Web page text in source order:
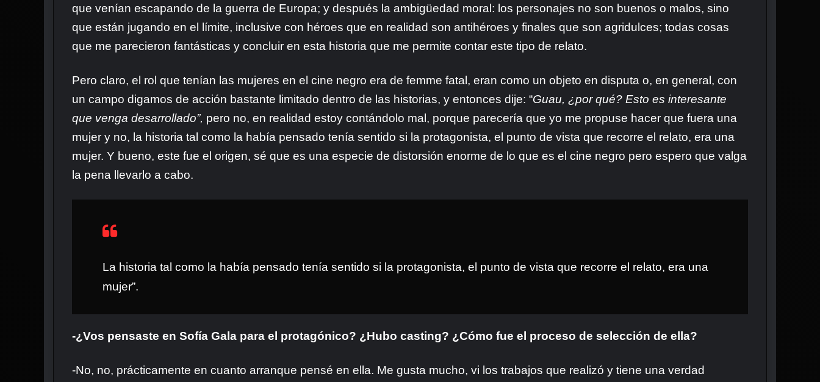
que venían escapando de la guerra de Europa; y después la ambigüedad moral: los personajes no son buenos o malos, sino
que están jugando en el límite, inclusive con héroes que en realidad son antihéroes y finales que son agridulces; todas cosas
que me parecieron fantásticas y concluir en esta historia que me permite contar este tipo de relato.
Pero claro, el rol que tenían las mujeres en el cine negro era de femme fatal, eran como un objeto en disputa o, en general, con
un campo digamos de acción bastante limitado dentro de las historias, y entonces dije: “Guau, ¿por qué? Esto es interesante
que venga desarrollado”, pero no, en realidad estoy contándolo mal, porque parecería que yo me propuse hacer que fuera una
mujer y no, la historia tal como la había pensado tenía sentido si la protagonista, el punto de vista que recorre el relato, era una
mujer. Y bueno, este fue el origen, sé que es una especie de distorsión enorme de lo que es el cine negro pero espero que valga
la pena llevarlo a cabo.
La historia tal como la había pensado tenía sentido si la protagonista, el punto de vista que recorre el relato, era una
mujer”.
-¿Vos pensaste en Sofía Gala para el protagónico? ¿Hubo casting? ¿Cómo fue el proceso de selección de ella?
-No, no, prácticamente en cuanto arranque pensé en ella. Me gusta mucho, vi los trabajos que realizó y tiene una verdad